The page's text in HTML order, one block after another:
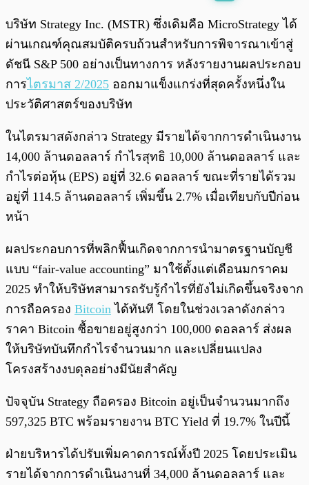
บริษัท Strategy Inc. (MSTR) ซึ่งเดิมคือ MicroStrategy ได้
ผ่านเกณฑ์คุณสมบัติครบถ้วนสำหรับการพิจารณาเข้าสู่
ดัชนี S&P 500 อย่างเป็นทางการ หลังรายงานผลประกอบ
การไตรมาส 2/2025 ออกมาแข็งแกร่งที่สุดครั้งหนึ่งใน
ประวัติศาสตร์ของบริษัท
ในไตรมาสดังกล่าว Strategy มีรายได้จากการดำเนินงาน
14,000 ล้านดอลลาร์ กำไรสุทธิ 10,000 ล้านดอลลาร์ และ
กำไรต่อหุ้น (EPS) อยู่ที่ 32.6 ดอลลาร์ ขณะที่รายได้รวม
อยู่ที่ 114.5 ล้านดอลลาร์ เพิ่มขึ้น 2.7% เมื่อเทียบกับปีก่อน
หน้า
ผลประกอบการที่พลิกฟื้นเกิดจากการนำมาตรฐานบัญชี
แบบ “fair-value accounting” มาใช้ตั้งแต่เดือนมกราคม
2025 ทำให้บริษัทสามารถรับรู้กำไรที่ยังไม่เกิดขึ้นจริงจาก
การถือครอง Bitcoin ได้ทันที โดยในช่วงเวลาดังกล่าว
ราคา Bitcoin ซื้อขายอยู่สูงกว่า 100,000 ดอลลาร์ ส่งผล
ให้บริษัทบันทึกกำไรจำนวนมาก และเปลี่ยนแปลง
โครงสร้างงบดุลอย่างมีนัยสำคัญ
ปัจจุบัน Strategy ถือครอง Bitcoin อยู่เป็นจำนวนมากถึง
597,325 BTC พร้อมรายงาน BTC Yield ที่ 19.7% ในปีนี้
ฝ่ายบริหารได้ปรับเพิ่มคาดการณ์ทั้งปี 2025 โดยประเมิน
รายได้จากการดำเนินงานที่ 34,000 ล้านดอลลาร์ และ